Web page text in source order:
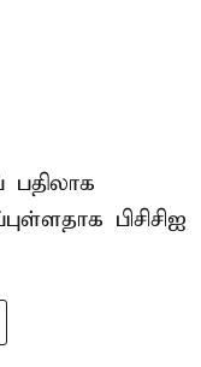
பதிலாக
பிசிசிஐ